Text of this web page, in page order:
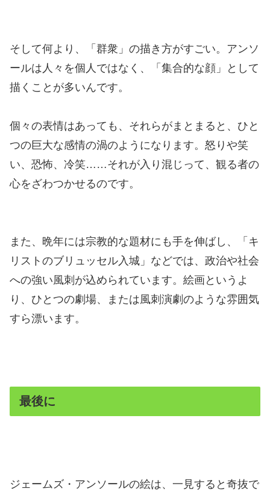
そして何より、「群衆」の描き方がすごい。アンソ
ールは人々を個人ではなく、「集合的な顔」として
描くことが多いんです。
個々の表情はあっても、それらがまとまると、ひと
つの巨大な感情の渦のようになります。怒りや笑
い、恐怖、冷笑……それが入り混じって、観る者の
心をざわつかせるのです。
また、晩年には宗教的な題材にも手を伸ばし、「キ
リストのブリュッセル入城」などでは、政治や社会
への強い風刺が込められています。絵画というよ
り、ひとつの劇場、または風刺演劇のような雰囲気
すら漂います。
最後に
ジェームズ・アンソールの絵は、一見すると奇抜で